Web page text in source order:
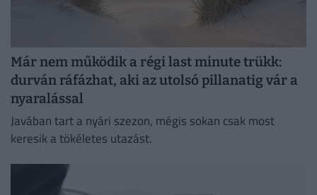
Már nem működik a régi last minute trükk:
durván ráfázhat, aki az utolsó pillanatig vár a
nyaralással
Javában tart a nyári szezon, mégis sokan csak most
keresik a tökéletes utazást.